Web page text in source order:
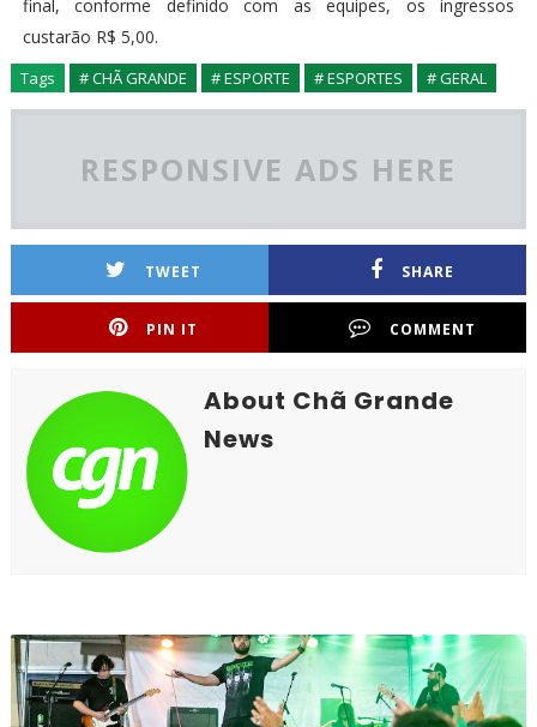
final, conforme definido com as equipes, os ingressos
custarão R$ 5,00.
Tags # CHÃ GRANDE # ESPORTE # ESPORTES # GERAL
RESPONSIVE ADS HERE
TWEET SHARE
PIN IT COMMENT
About Chã Grande
News